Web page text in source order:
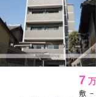
7
敷